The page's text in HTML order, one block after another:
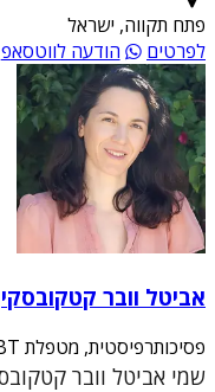
פתח תקווה, ישראל
לפרטים
הודעה לווטסאפ
אביטל וובר קטקובסקי
פסיכותרפיסטית, מטפלת CBT